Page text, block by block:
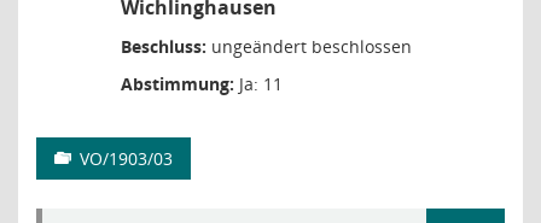
Wichlinghausen
Beschluss: ungeändert beschlossen
Abstimmung: Ja: 11
VO/1903/03